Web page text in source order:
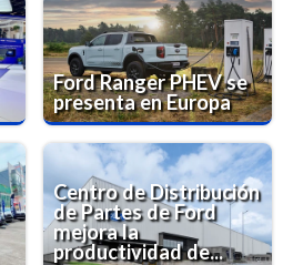
Ford Ranger PHEV se
presenta en Europa
Centro de Distribución
de Partes de Ford
mejora la
productividad de...